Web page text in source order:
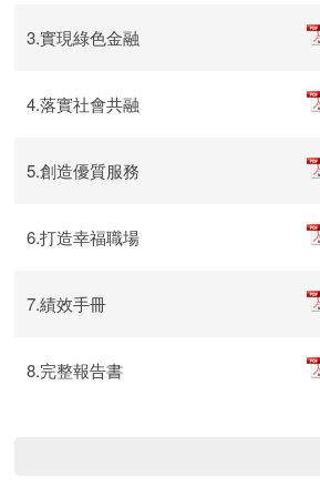
3.實現綠色金融
4.落實社會共融
5.創造優質服務
6.打造幸福職場
7.績效手冊
8.完整報告書